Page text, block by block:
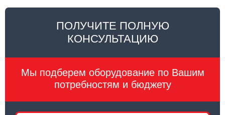
ПОЛУЧИТЕ ПОЛНУЮ
КОНСУЛЬТАЦИЮ
Мы подберем оборудование по Вашим
потребностям и бюджету